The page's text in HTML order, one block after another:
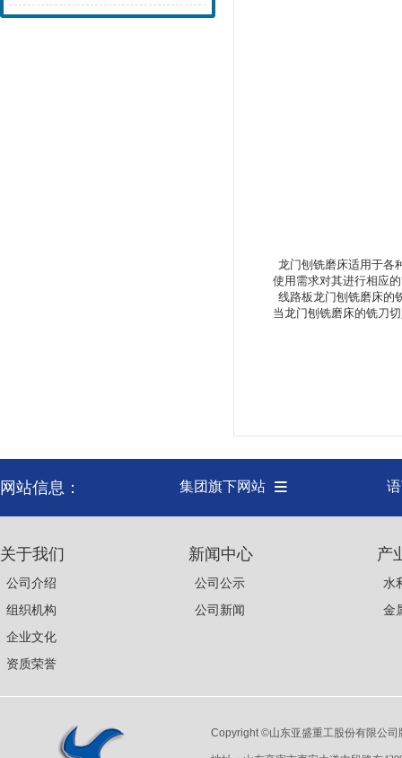
龙门刨铣磨床适用于各
使用需求对其进行相应
线路板龙门刨铣磨床的
当龙门刨铣磨床的铣刀
网站信息： 集团旗下网站
关于我们
公司介绍
组织机构
企业文化
资质荣誉
新闻中心
公司公示
公司新闻
产
水
金
Copyright ©山东亚盛重工股份有限公司